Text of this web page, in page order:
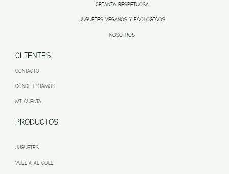
CRIANZA RESPETUOSA
JUGUETES VEGANOS Y ECOLÓGICOS
NOSOTROS
CLIENTES
CONTACTO
DÓNDE ESTAMOS
MI CUENTA
PRODUCTOS
JUGUETES
VUELTA AL COLE